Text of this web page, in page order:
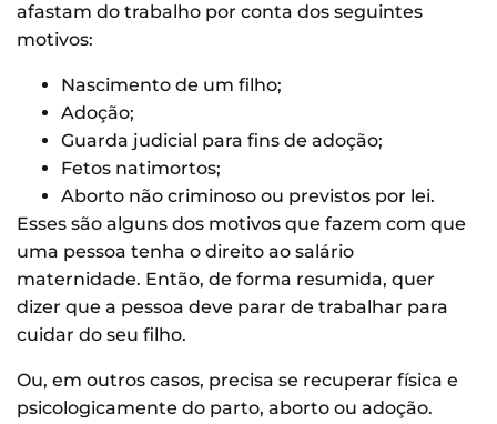
afastam do trabalho por conta dos seguintes
motivos:
Nascimento de um filho;
Adoção;
Guarda judicial para fins de adoção;
Fetos natimortos;
Aborto não criminoso ou previstos por lei.
Esses são alguns dos motivos que fazem com que
uma pessoa tenha o direito ao salário
maternidade. Então, de forma resumida, quer
dizer que a pessoa deve parar de trabalhar para
cuidar do seu filho.
Ou, em outros casos, precisa se recuperar física e
psicologicamente do parto, aborto ou adoção.